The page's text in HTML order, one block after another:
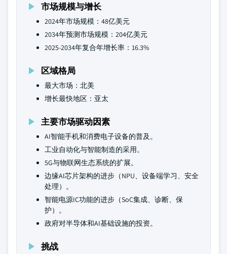
市场规模与增长
2024年市场规模：48亿美元
2034年预测市场规模：204亿美元
2025-2034年复合年增长率：16.3%
区域格局
最大市场：北美
增长最快地区：亚太
主要市场驱动因素
AI智能手机和消费电子设备的普及。
工业自动化与智能制造的采用。
5G与物联网生态系统的扩展。
边缘AI芯片架构的进步（NPU、设备端学习、安全
处理）。
智能电源IC功能的进步（SoC集成、诊断、保
护）。
政府对半导体和AI基础设施的投资。
挑战